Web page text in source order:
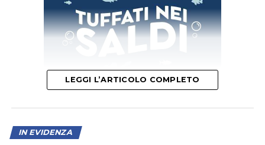
un’occasione per avvicinare il pubblico ai protagonisti e
agli autori del cinema italiano.
luogo di incontro e condivisione, con una nuova serata
capace di richiamare una significativa presenza di
Mare di Cinema” proseguirà con i prossimi
appuntamenti in programma, continuando a unire
cinema, cultura e territorio nelle serate estive di San
A Sonnino, un incendio ha interessato decine di ettari di
LEGGI L’ARTICOLO COMPLETO
IN EVIDENZA